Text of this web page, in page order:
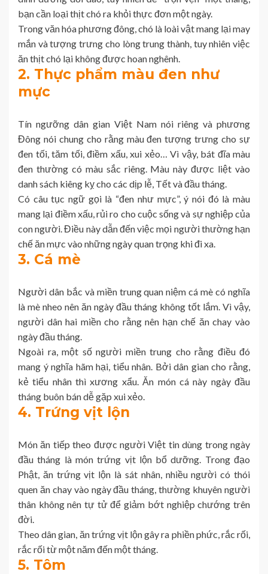
bạn cần loại thịt chó ra khỏi thực đơn một ngày.
Trong văn hóa phương đông, chó là loài vật mang lại may
mắn và tượng trưng cho lòng trung thành, tuy nhiên việc
ăn thịt chó lại không được hoan nghênh.
2. Thực phẩm màu đen như
mực
Tín ngưỡng dân gian Việt Nam nói riêng và phương
Đông nói chung cho rằng màu đen tượng trưng cho sự
đen tối, tăm tối, điềm xấu, xui xẻo… Vì vậy, bát đĩa màu
đen thường có màu sắc riêng. Màu này được liệt vào
danh sách kiêng kỵ cho các dịp lễ, Tết và đầu tháng.
Có câu tục ngữ gọi là “đen như mực”, ý nói đó là màu
mang lại điềm xấu, rủi ro cho cuộc sống và sự nghiệp của
con người. Điều này dẫn đến việc mọi người thường hạn
chế ăn mực vào những ngày quan trọng khi đi xa.
3. Cá mè
Người dân bắc và miền trung quan niệm cá mè có nghĩa
là mè nheo nên ăn ngày đầu tháng không tốt lắm. Vì vậy,
người dân hai miền cho rằng nên hạn chế ăn chay vào
ngày đầu tháng.
Ngoài ra, một số người miền trung cho rằng điều đó
mang ý nghĩa hãm hại, tiểu nhân. Bởi dân gian cho rằng,
kẻ tiểu nhân thì xương xẩu. Ăn món cá này ngày đầu
tháng buôn bán dễ gặp xui xẻo.
4. Trứng vịt lộn
Món ăn tiếp theo được người Việt tin dùng trong ngày
đầu tháng là món trứng vịt lộn bổ dưỡng. Trong đạo
Phật, ăn trứng vịt lộn là sát nhân, nhiều người có thói
quen ăn chay vào ngày đầu tháng, thường khuyên người
thân không nên tự tử để giảm bớt nghiệp chướng trên
đời.
Theo dân gian, ăn trứng vịt lộn gây ra phiền phức, rắc rối,
rắc rối từ một năm đến một tháng.
5. Tôm